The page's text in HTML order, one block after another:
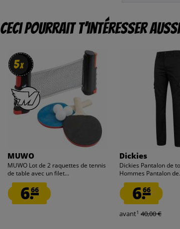
Ceci pourrait t’intéresser aussi
5x
5x
MUWO
MUWO Lot de 2 raquettes de tennis
de table avec un filet...
6.66
Dickies
Dickies Pantalon de
Hommes Pantalon
6.66
avant1 40,00 €